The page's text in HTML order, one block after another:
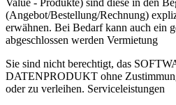
(Angebot/Bestellung/Rechnung)
erwähnen. Bei Bedarf kann auch ein
abgeschlossen werden Vermietung
Sie sind nicht berechtigt, das
DATENPRODUKT ohne
oder zu verleihen. Serviceleistungen